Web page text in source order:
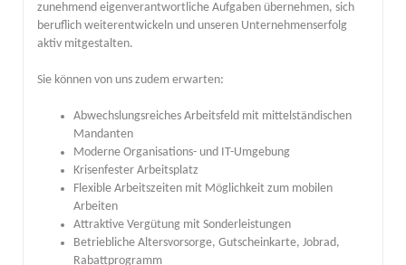
zunehmend eigenverantwortliche Aufgaben übernehmen, sich
beruflich weiterentwickeln und unseren Unternehmenserfolg
aktiv mitgestalten.
Sie können von uns zudem erwarten:
Abwechslungsreiches Arbeitsfeld mit mittelständischen
Mandanten
Moderne Organisations- und IT-Umgebung
Krisenfester Arbeitsplatz
Flexible Arbeitszeiten mit Möglichkeit zum mobilen
Arbeiten
Attraktive Vergütung mit Sonderleistungen
Betriebliche Altersvorsorge, Gutscheinkarte, Jobrad,
Rabattprogramm